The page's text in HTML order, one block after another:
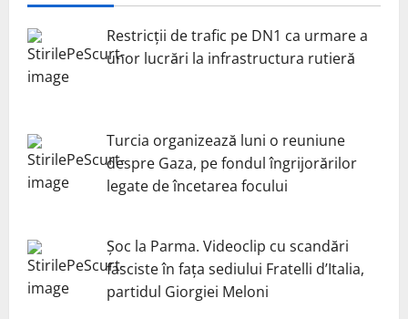
Restricții de trafic pe DN1 ca urmare a
unor lucrări la infrastructura rutieră
Turcia organizează luni o reuniune
despre Gaza, pe fondul îngrijorărilor
legate de încetarea focului
Șoc la Parma. Videoclip cu scandări
fasciste în fața sediului Fratelli d’Italia,
partidul Giorgiei Meloni